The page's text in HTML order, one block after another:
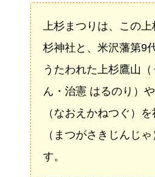
上杉まつりは、この
杉神社と、米沢藩第9
うたわれた上杉鷹山
ん・治憲 はるのり）
（なおえかねつぐ）
（まつがさきじんじ
す。